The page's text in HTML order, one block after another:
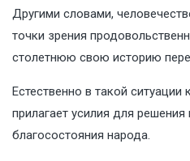
Другими словами,
точки зрения
столетнюю свою историю
Естественно в такой
прилагает усилия для
благосостояния народа.